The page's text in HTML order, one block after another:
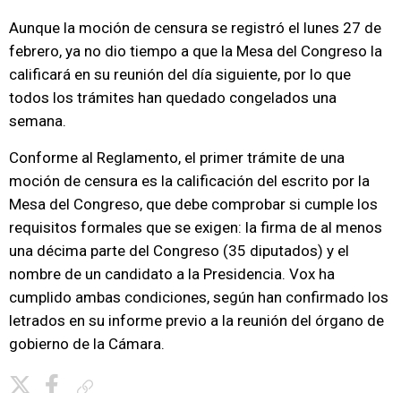
Aunque la moción de censura se registró el lunes 27 de
febrero, ya no dio tiempo a que la Mesa del Congreso la
calificará en su reunión del día siguiente, por lo que
todos los trámites han quedado congelados una
semana.
Conforme al Reglamento, el primer trámite de una
moción de censura es la calificación del escrito por la
Mesa del Congreso, que debe comprobar si cumple los
requisitos formales que se exigen: la firma de al menos
una décima parte del Congreso (35 diputados) y el
nombre de un candidato a la Presidencia. Vox ha
cumplido ambas condiciones, según han confirmado los
letrados en su informe previo a la reunión del órgano de
gobierno de la Cámara.